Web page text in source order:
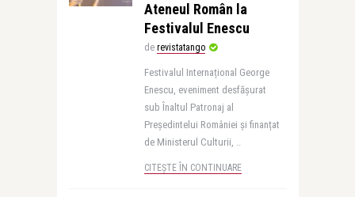
Ateneul Român la
Festivalul Enescu
de revistatango
Festivalul Internațional George
Enescu, eveniment desfășurat
sub Înaltul Patronaj al
Președintelui României și finanțat
de Ministerul Culturii, ..
CITEȘTE ÎN CONTINUARE